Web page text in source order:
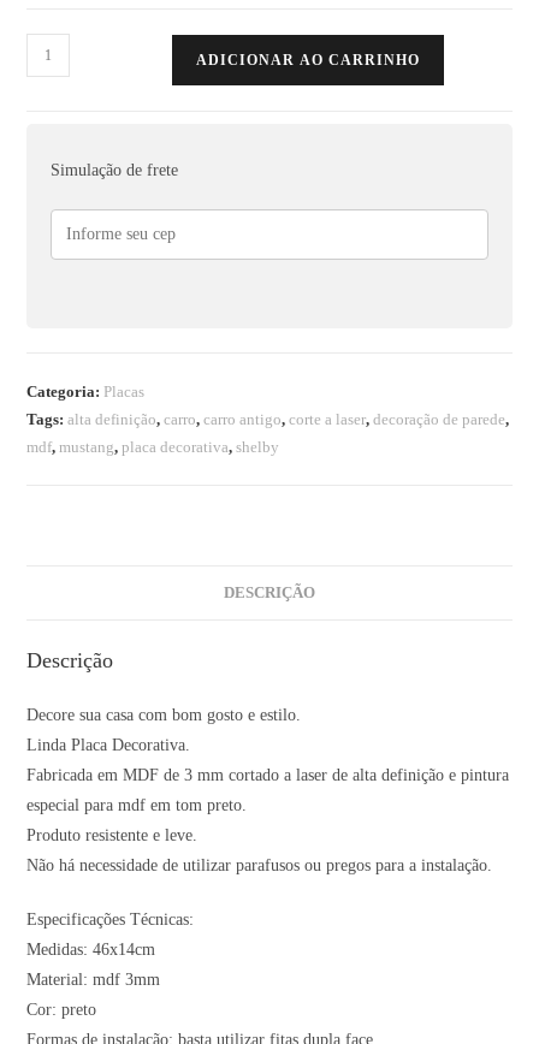
ADICIONAR AO CARRINHO
Simulação de frete
Categoria: Placas
Tags:alta definição,carro,carro antigo,corte a laser,decoração de parede,
mdf,mustang,placa decorativa,shelby
DESCRIÇÃO
Descrição
Decore sua casa com bom gosto e estilo.
Linda Placa Decorativa.
Fabricada em MDF de 3 mm cortado a laser de alta definição e pintura
especial para mdf em tom preto.
Produto resistente e leve.
Não há necessidade de utilizar parafusos ou pregos para a instalação.
Especificações Técnicas:
Medidas: 46x14cm
Material: mdf 3mm
Cor: preto
Formas de instalação: basta utilizar fitas dupla face